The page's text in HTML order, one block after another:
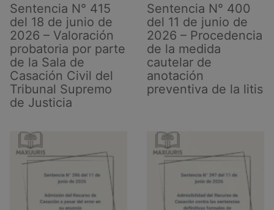
Sentencia N° 415
del 18 de junio de
2026 – Valoración
probatoria por parte
de la Sala de
Casación Civil del
Tribunal Supremo
de Justicia
Sentencia N° 400
del 11 de junio de
2026 – Procedencia
de la medida
cautelar de
anotación
preventiva de la litis